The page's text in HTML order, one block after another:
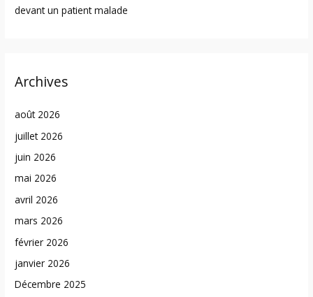
devant un patient malade
Archives
août 2026
juillet 2026
juin 2026
mai 2026
avril 2026
mars 2026
février 2026
janvier 2026
Décembre 2025